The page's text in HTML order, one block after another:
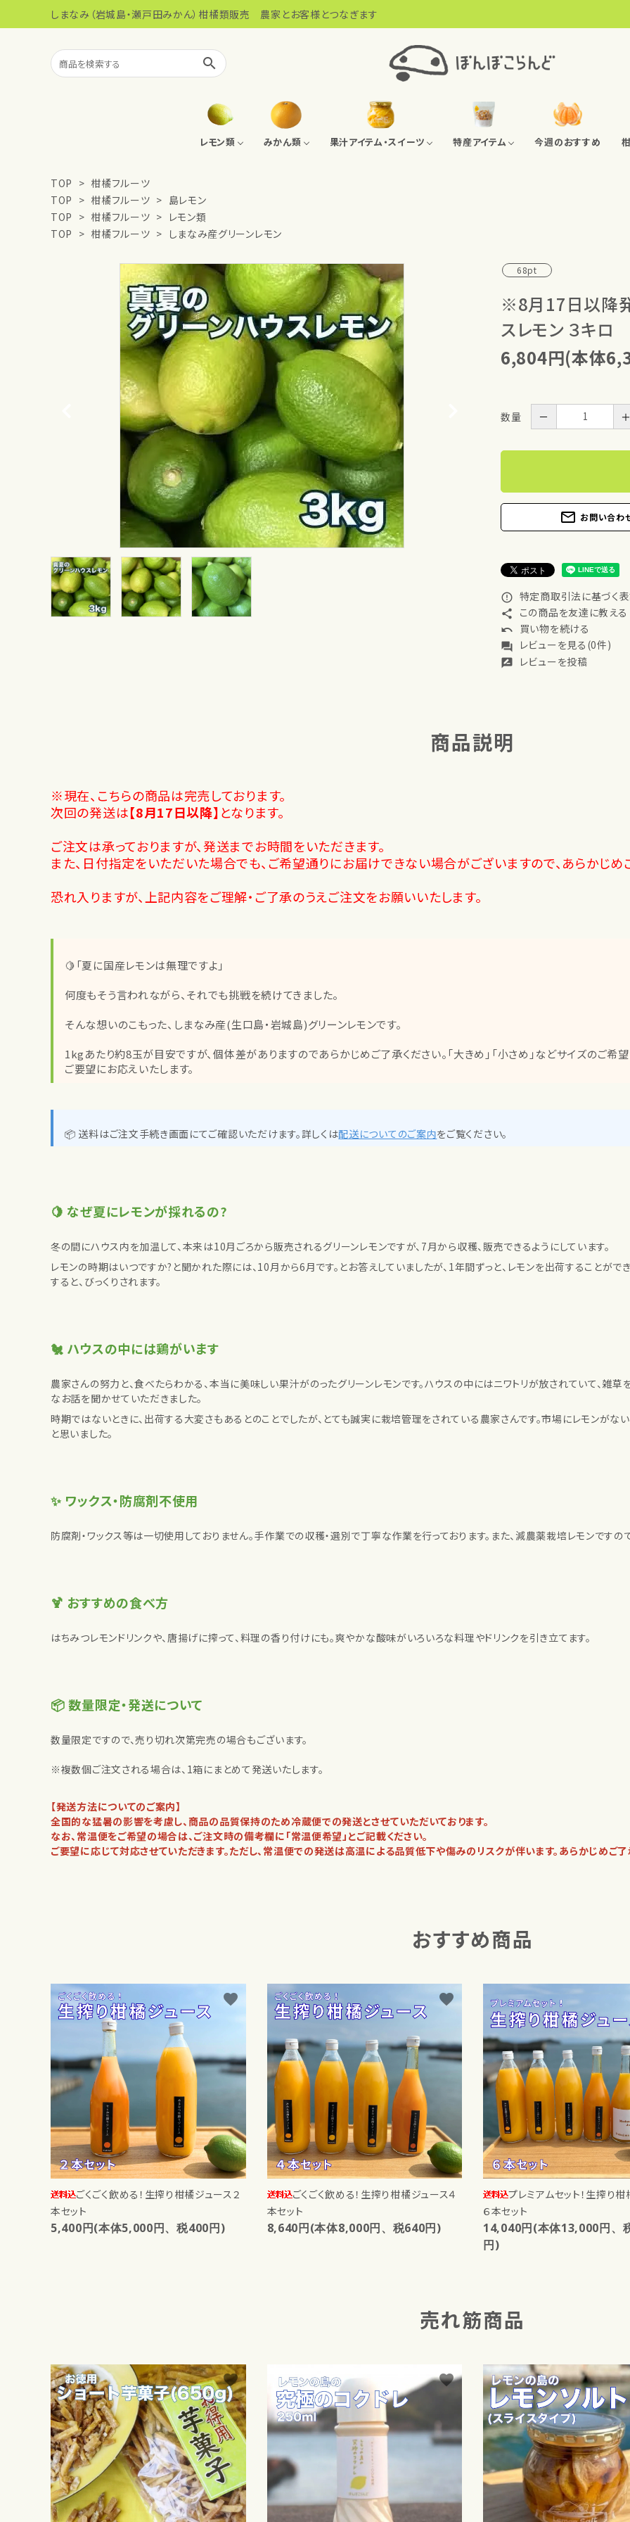
しまなみ（岩城島・瀬戸田みかん）柑橘類販売 農家とお客様とつなぎます
search
レモン類
島レモン
みかん類
みかん系ジュース
果汁アイテム・スイーツ
100％柑橘ジュース
まるごとレモンペースト
特産アイテム
タムラの芋菓子
こだわりのお米 しまなみの水産物
今週のおすすめ
TOP > 柑橘フルーツ
TOP > 柑橘フルーツ > 島レモン
TOP > 柑橘フルーツ > レモン類
TOP > 柑橘フルーツ > しまなみ産グリーンレモン
68pt
※8月17日以降
スレモン ３キロ
6,804円(本体
数量 － ＋
mail_outline お問い合わ
error_outline 特定商取引法に基づく
share この商品を友達に教える
undo 買い物を続ける
forum レビューを見る(0件)
rate_review レビューを投稿
商品説明
※現在、こちらの商品は完売しております。
次回の発送は【8月17日以降】 となります。
ご注文は承っておりますが、発送までお時間をいただきます。
また、日付指定をいただいた場合でも、ご希望通りにお届けできない場合がございますので、あらかじめ
恐れ入りますが、上記内容をご理解・ご了承のうえご注文をお願いいたします。
🍋「夏に国産レモンは無理ですよ」
何度もそう言われながら、それでも挑戦を続けてきました。
そんな想いのこもった、しまなみ産(生口島・岩城島)グリーンレモンです。
1kgあたり約8玉が目安ですが、個体差がありますのであらかじめご了承ください。「大きめ」「小さめ」などサイズのご希
ご要望にお応えいたします。
📦 送料はご注文手続き画面にてご確認いただけます。詳しくは配送についてのご案内をご覧ください。
🍋 なぜ夏にレモンが採れるの?
冬の間にハウス内を加温して、本来は10月ごろから販売されるグリーンレモンですが、7月から収穫、販売できるようにしています。
レモンの時期はいつですか?と聞かれた際には、10月から6月です。とお答えしていましたが、1年間ずっと、レモンを出荷することがで
すると、びっくりされます。
🐔 ハウスの中には鶏がいます
農家さんの努力と、食べたらわかる、本当に美味しい果汁がのったグリーンレモンです。ハウスの中にはニワトリが放されていて、雑
なお話を聞かせていただきました。
時期ではないときに、出荷する大変さもあるとのことでしたが、とても誠実に栽培管理をされている農家さんです。市場にレモンがな
と思いました。
✨ ワックス・防腐剤不使用
防腐剤・ワックス等は一切使用しておりません。手作業での収穫・選別で丁寧な作業を行っております。また、減農薬栽培レモンですの
🍹 おすすめの食べ方
はちみつレモンドリンクや、唐揚げに搾って、料理の香り付けにも。爽やかな酸味がいろいろな料理やドリンクを引き立てます。
📦 数量限定・発送について
数量限定ですので、売り切れ次第完売の場合もございます。
※複数個ご注文される場合は、1箱にまとめて発送いたします。
【発送方法についてのご案内】
全国的な猛暑の影響を考慮し、商品の品質保持のため冷蔵便での発送とさせていただいております。
なお、常温便をご希望の場合は、ご注文時の備考欄に「常温便希望」とご記載ください。
ご要望に応じて対応させていただきます。ただし、常温便での発送は高温による品質低下や傷みのリスクが伴います。あらかじめご
おすすめ商品
ごくごく飲める！生搾り柑橘ジュース２
本セット
5,400円(本体5,000円、税400円)
favorite
ごくごく飲める！生搾り柑橘ジュース４
本セット
8,640円(本体8,000円、税640円)
favorite
プレミアムセット！生搾り
６本セット
14,040円(本体13,000円、
円)
売れ筋商品
favorite favorite